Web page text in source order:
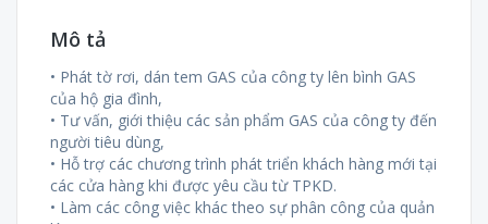
Mô tả
• Phát tờ rơi, dán tem GAS của công ty lên bình GAS
của hộ gia đình,
• Tư vấn, giới thiệu các sản phẩm GAS của công ty đến
người tiêu dùng,
• Hỗ trợ các chương trình phát triển khách hàng mới tại
các cửa hàng khi được yêu cầu từ TPKD.
• Làm các công việc khác theo sự phân công của quản